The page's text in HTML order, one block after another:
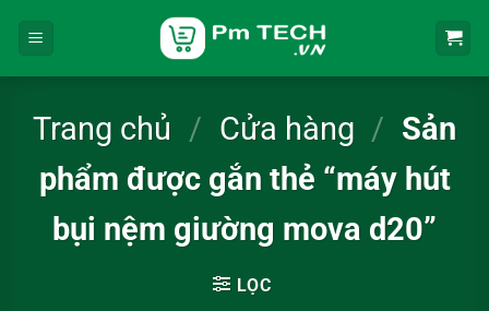
Trang chủ / Cửa hàng / Sản
phẩm được gắn thẻ “máy hút
bụi nệm giường mova d20”
LỌC